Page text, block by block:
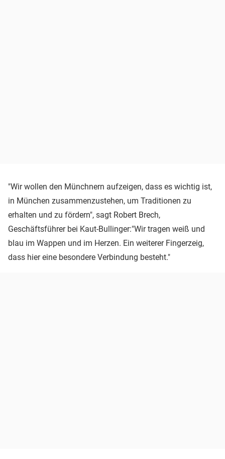
"Wir wollen den Münchnern aufzeigen, dass es wichtig ist,
in München zusammenzustehen, um Traditionen zu
erhalten und zu fördern", sagt Robert Brech,
Geschäftsführer bei Kaut-Bullinger:"Wir tragen weiß und
blau im Wappen und im Herzen. Ein weiterer Fingerzeig,
dass hier eine besondere Verbindung besteht."